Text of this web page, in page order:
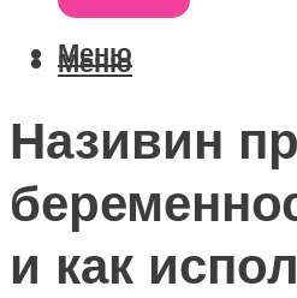
Меню
Меню
Називин
и как